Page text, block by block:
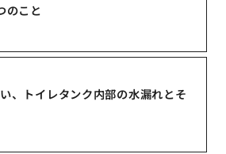
のこと
、トイレタンク内部の水漏れとそ